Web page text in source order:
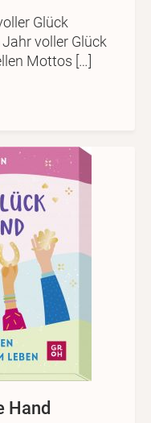
Glück
voller Glück
Mottos […]
Hand